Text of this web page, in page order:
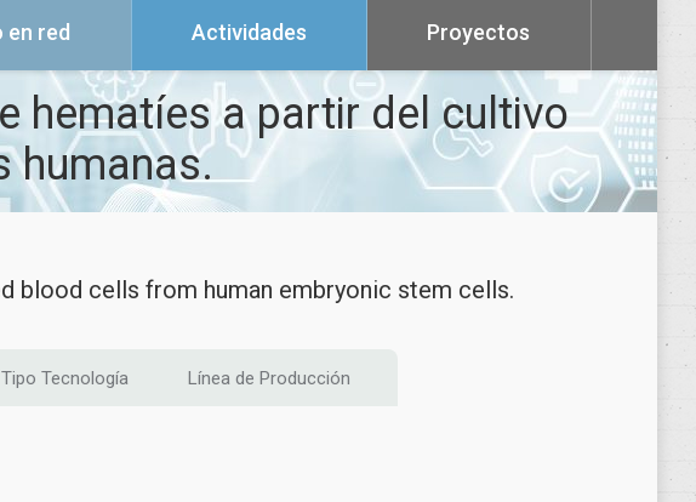
en red Actividades Proyectos
hematíes a partir del cultivo
humanas.
blood cells from human embryonic stem cells.
Tipo Tecnología Línea de Producción